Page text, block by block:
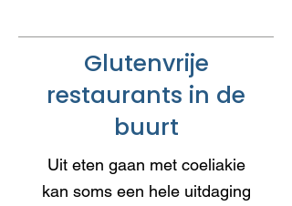
Glutenvrije
restaurants in de
buurt
Uit eten gaan met coeliakie
kan soms een hele uitdaging